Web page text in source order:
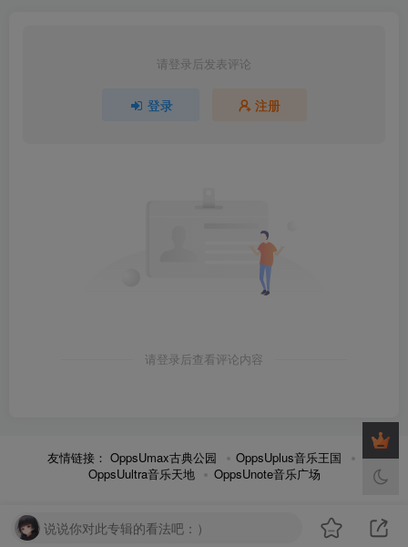
请登录后发表评论
登录 注册
请登录后查看评论内容
友情链接： OppsUmax古典公园
OppsUplus音乐王国
OppsUultra音乐天地
OppsUnote音乐广场
说说你对此专辑的看法吧：）